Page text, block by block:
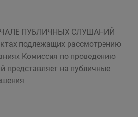
ПУБЛИЧНЫХ СЛУШАНИЙ
подлежащих рассмотрению
Комиссия по проведению
представляет на публичные